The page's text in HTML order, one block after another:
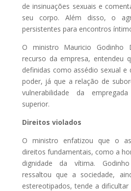
de insinuações sexuais e
seu corpo. Além disso, o
persistentes para encontros
O ministro Mauricio Godinho
recurso da empresa, entendeu
definidas como assédio sexual e
poder, já que a relação de
vulnerabilidade da
superior.
Direitos violados
O ministro enfatizou que o
direitos fundamentais, como a
dignidade da vítima.
ressaltou que a sociedade,
estereotipados, tende a